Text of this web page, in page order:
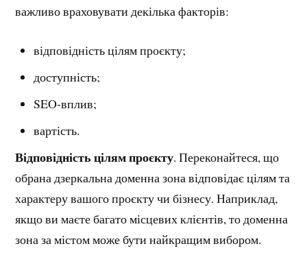
важливо враховувати декілька факторів:
відповідність цілям проєкту;
доступність;
SEO-вплив;
вартість.
Відповідність цілям проєкту. Переконайтеся, що
обрана дзеркальна доменна зона відповідає цілям та
характеру вашого проєкту чи бізнесу. Наприклад,
якщо ви маєте багато місцевих клієнтів, то доменна
зона за містом може бути найкращим вибором.